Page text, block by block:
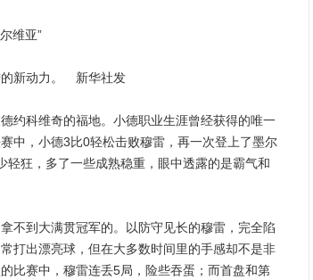
维亚”
新动力。 新华社发
科维奇的福地。小德职业生涯曾经获得的唯一
中，小德3比0轻松击败穆雷，再一次登上了墨尔
狂，多了一些成熟稳重，眼中透露的是霸气和
到大满贯冠军的。以防守见长的穆雷，完全陷
打出漂亮球，但在大多数时间里的手感却不是非
比赛中，穆雷连丢5局，险些吞蛋；而首盘和第